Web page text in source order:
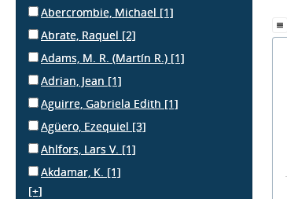
Abercrombie, Michael [1]
Abrate, Raquel [2]
Adams, M. R. (Martín R.) [1]
Adrian, Jean [1]
Aguirre, Gabriela Edith [1]
Agüero, Ezequiel [3]
Ahlfors, Lars V. [1]
Akdamar, K. [1]
[+]